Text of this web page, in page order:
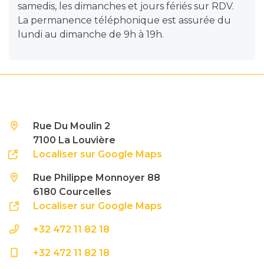
samedis, les dimanches et jours fériés sur RDV.
La permanence téléphonique est assurée du
lundi au dimanche de 9h à 19h.
Rue Du Moulin 2
7100 La Louvière
Localiser sur Google Maps
Rue Philippe Monnoyer 88
6180 Courcelles
Localiser sur Google Maps
+32 472 11 82 18
+32 472 11 82 18